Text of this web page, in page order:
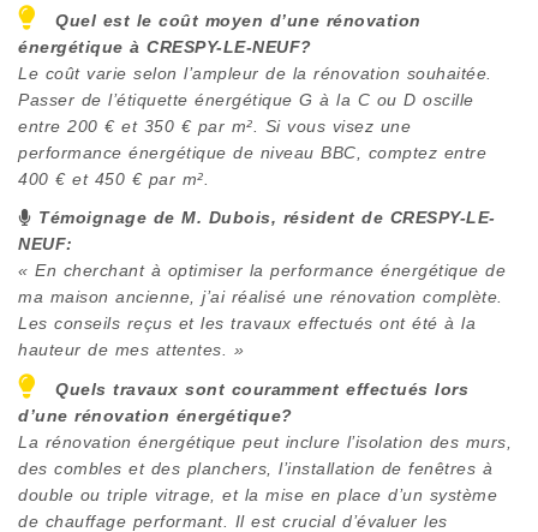
Quel est le coût moyen d’une rénovation
énergétique à CRESPY-LE-NEUF?
Le coût varie selon l’ampleur de la rénovation souhaitée.
Passer de l’étiquette énergétique G à la C ou D oscille
entre 200 € et 350 € par m². Si vous visez une
performance énergétique de niveau BBC, comptez entre
400 € et 450 € par m².
Témoignage de M. Dubois, résident de CRESPY-LE-
NEUF:
« En cherchant à optimiser la performance énergétique de
ma maison ancienne, j’ai réalisé une rénovation complète.
Les conseils reçus et les travaux effectués ont été à la
hauteur de mes attentes. »
Quels travaux sont couramment effectués lors
d’une rénovation énergétique?
La rénovation énergétique peut inclure l’isolation des murs,
des combles et des planchers, l’installation de fenêtres à
double ou triple vitrage, et la mise en place d’un système
de chauffage performant. Il est crucial d’évaluer les